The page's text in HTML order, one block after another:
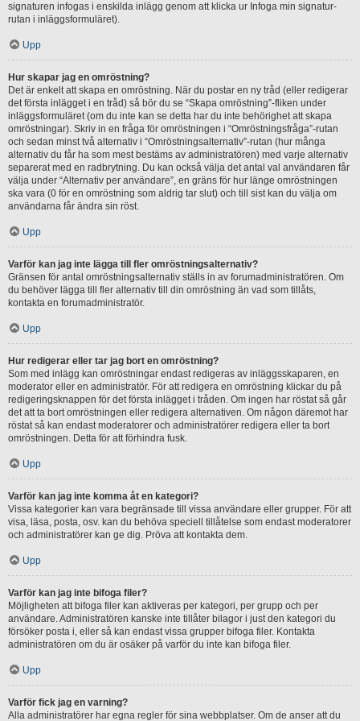
signaturen infogas i enskilda inlägg genom att klicka ur Infoga min signatur-
rutan i inläggsformuläret).
Upp
Hur skapar jag en omröstning?
Det är enkelt att skapa en omröstning. När du postar en ny tråd (eller redigerar
det första inlägget i en tråd) så bör du se “Skapa omröstning”-fliken under
inläggsformuläret (om du inte kan se detta har du inte behörighet att skapa
omröstningar). Skriv in en fråga för omröstningen i “Omröstningsfråga”-rutan
och sedan minst två alternativ i “Omröstningsalternativ”-rutan (hur många
alternativ du får ha som mest bestäms av administratören) med varje alternativ
separerat med en radbrytning. Du kan också välja det antal val användaren får
välja under “Alternativ per användare”, en gräns för hur länge omröstningen
ska vara (0 för en omröstning som aldrig tar slut) och till sist kan du välja om
användarna får ändra sin röst.
Upp
Varför kan jag inte lägga till fler omröstningsalternativ?
Gränsen för antal omröstningsalternativ ställs in av forumadministratören. Om
du behöver lägga till fler alternativ till din omröstning än vad som tillåts,
kontakta en forumadministratör.
Upp
Hur redigerar eller tar jag bort en omröstning?
Som med inlägg kan omröstningar endast redigeras av inläggsskaparen, en
moderator eller en administratör. För att redigera en omröstning klickar du på
redigeringsknappen för det första inlägget i tråden. Om ingen har röstat så går
det att ta bort omröstningen eller redigera alternativen. Om någon däremot har
röstat så kan endast moderatorer och administratörer redigera eller ta bort
omröstningen. Detta för att förhindra fusk.
Upp
Varför kan jag inte komma åt en kategori?
Vissa kategorier kan vara begränsade till vissa användare eller grupper. För att
visa, läsa, posta, osv. kan du behöva speciell tillåtelse som endast moderatorer
och administratörer kan ge dig. Pröva att kontakta dem.
Upp
Varför kan jag inte bifoga filer?
Möjligheten att bifoga filer kan aktiveras per kategori, per grupp och per
användare. Administratören kanske inte tillåter bilagor i just den kategori du
försöker posta i, eller så kan endast vissa grupper bifoga filer. Kontakta
administratören om du är osäker på varför du inte kan bifoga filer.
Upp
Varför fick jag en varning?
Alla administratörer har egna regler för sina webbplatser. Om de anser att du